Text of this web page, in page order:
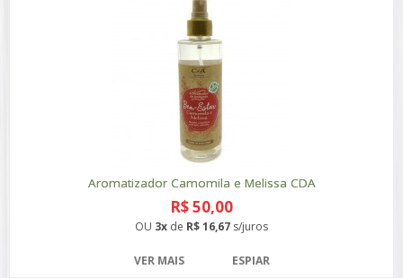
Aromatizador Camomila e Melissa CDA
R$ 50,00
OU 3x de R$ 16,67 s/juros
VER MAIS ESPIAR